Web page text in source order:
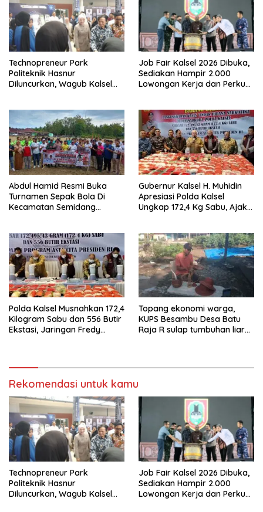
Technopreneur Park
Politeknik Hasnur
Diluncurkan, Wagub Kalsel
Job Fair Kalsel 2026 Dibuka,
Sediakan Hampir 2.000
Lowongan Kerja dan Perkuat
Abdul Hamid Resmi Buka
Turnamen Sepak Bola Di
Kecamatan Semidang
Tahun 2026
Gubernur Kalsel H. Muhidin
Apresiasi Polda Kalsel
Ungkap 172,4 Kg Sabu, Ajak
Polda Kalsel Musnahkan 172,4
Kilogram Sabu dan 556 Butir
Ekstasi, Jaringan Fredy
Topang ekonomi warga,
KUPS Besambu Desa Batu
Raja R sulap tumbuhan liar
Rekomendasi untuk kamu
Technopreneur Park
Politeknik Hasnur
Diluncurkan, Wagub Kalsel
Job Fair Kalsel 2026 Dibuka,
Sediakan Hampir 2.000
Lowongan Kerja dan Perkuat